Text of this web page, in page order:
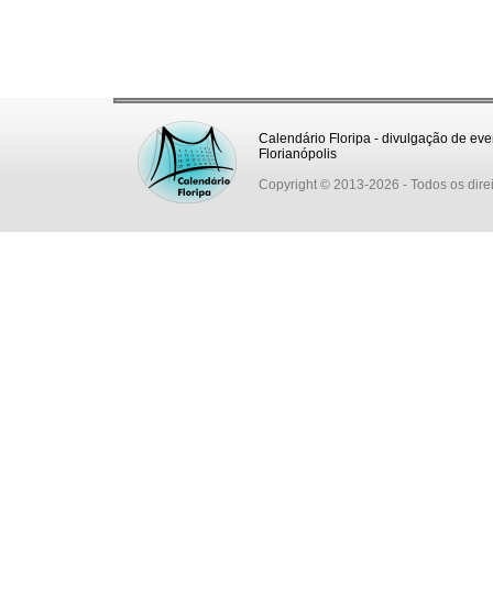
Calendário Floripa - divulgação de
Florianópolis
Copyright © 2013-2026 - Todos os